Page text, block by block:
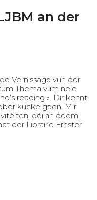
an der
Vernissage vun der
Thema vum neie
reading ». Dir kënnt
kucke goen. Mir
déi an deem
der Librairie Ernster